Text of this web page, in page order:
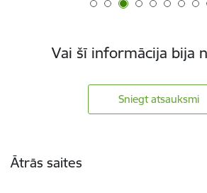
Vai šī informācija bija
Sniegt atsauksmi
Ātrās saites